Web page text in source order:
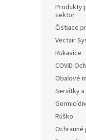
Produkty
sektor
Čistiace
Vectair
Rukavice
COVID
Obalové
Servítky
Rúško
Ochranné